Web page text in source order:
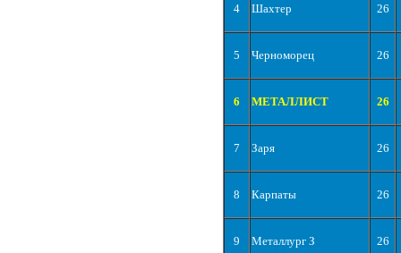
4 Шахтер 26
5 Черноморец 26
6 МЕТАЛЛИСТ 26
7 Заря 26
8 Карпаты 26
9 Металлург З 26